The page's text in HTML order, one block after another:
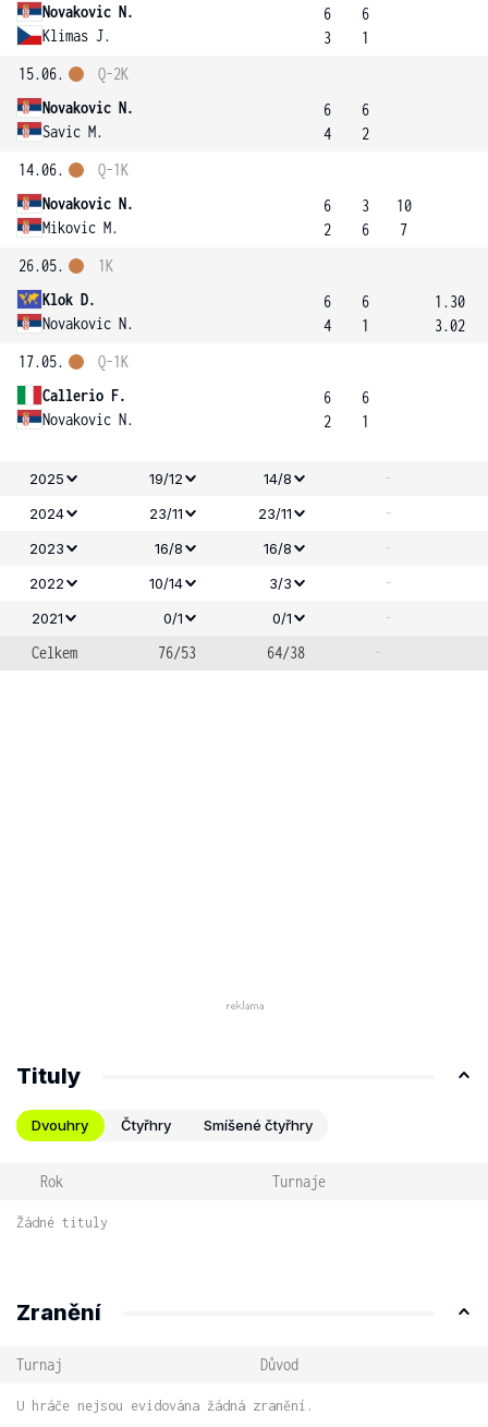
Novakovic N.
Klimas J.
6
3
6
1
15.06.
Novakovic N.
Savic M.
Q-2K
6
4
6
2
14.06.
Novakovic N.
Mikovic M.
Q-1K
6
2
3
6
10
7
26.05.
Klok D.
Novakovic N.
1K
6
4
6
1
1.30
3.02
17.05.
Callerio F.
Novakovic N.
Q-1K
6
2
6
1
2025 19/12 14/8 -
2024 23/11 23/11 -
2023 16/8 16/8 -
2022 10/14 3/3 -
2021
0/1 0/1
-
Celkem
76/53 64/38 -
Tituly
Dvouhry Čtyřhry Smíšené čtyřhry
Rok Turnaje
Žádné tituly
Zranění
Turnaj Důvod
U hráče nejsou evidována žádná zranění.